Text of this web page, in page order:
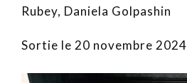
Rubey, Daniela Golpashin
Sortie le 20 novembre 2024